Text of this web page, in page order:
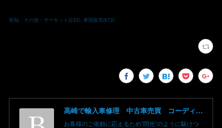
告知・その他・サーキット (233) 車両販売(672)
高崎で輸入車修理 中古車売買 コーディングならBLAZE（ブレイズ）へ│BLAZE Total Car Support & Modify in Takasaki Gunma
お客様のご依頼に応えるため”閃光”のように駆けつ